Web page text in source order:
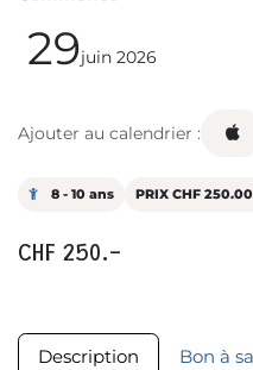
29juin 2026
Ajouter au calendrier :
8 - 10 ans PRIX CHF 250.00
CHF 250.-
Description Bon à